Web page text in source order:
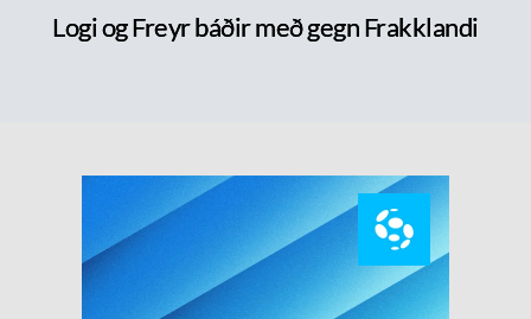
Logi og Freyr báðir með gegn Frakklandi